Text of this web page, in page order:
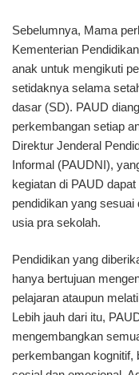
Sebelumnya, Mama
Kementerian
anak untuk mengikuti
setidaknya selama
dasar (SD). PAUD
perkembangan setiap
Direktur Jenderal
Informal (PAUDNI),
kegiatan di PAUD
pendidikan yang
usia pra sekolah.
Pendidikan yang
hanya bertujuan
pelajaran ataupun
Lebih jauh dari itu,
mengembangkan
perkembangan